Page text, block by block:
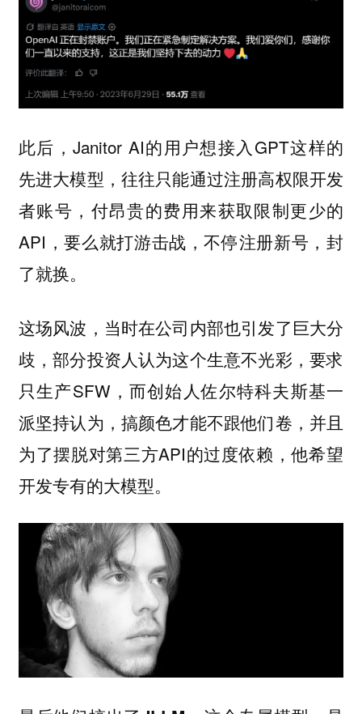
此后，Janitor AI的用户想接入GPT这样的
先进大模型，往往只能通过注册高权限开发
者账号，付昂贵的费用来获取限制更少的
API，要么就打游击战，不停注册新号，封
了就换。
这场风波，当时在公司内部也引发了巨大分
歧，部分投资人认为这个生意不光彩，要求
只生产SFW，而创始人佐尔特科夫斯基一
派坚持认为，搞颜色才能不跟他们卷，并且
为了摆脱对第三方API的过度依赖，他希望
开发专有的大模型。